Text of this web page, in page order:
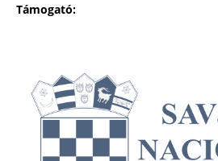
Támogató: